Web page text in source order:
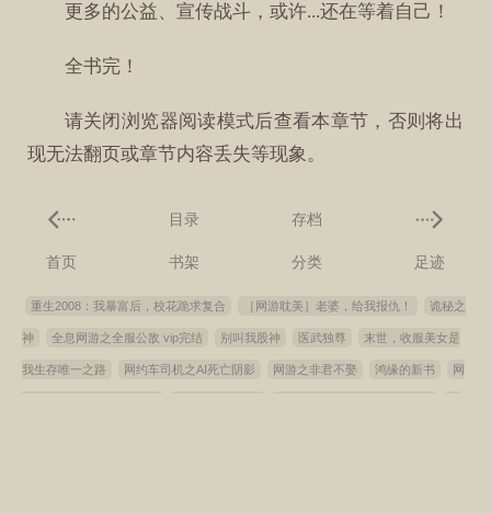
更多的公益、宣传战斗，或许...还在等着自己！
全书完！
请关闭浏览器阅读模式后查看本章节，否则将出
现无法翻页或章节内容丢失等现象。
目录 存档
首页 书架 分类 足迹
重生2008：我暴富后，校花跪求复合 ［网游耽美］老婆，给我报仇！ 诡秘之
神 全息网游之全服公敌 vip完结 别叫我股神 医武独尊 末世，收服美女是
我生存唯一之路 网约车司机之AI死亡阴影 网游之非君不娶 鸿缘的新书 网